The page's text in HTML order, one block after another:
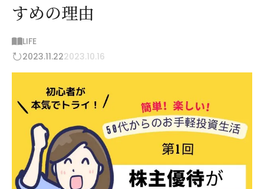
すめの理由
LIFE
2023.11.222023.10.16